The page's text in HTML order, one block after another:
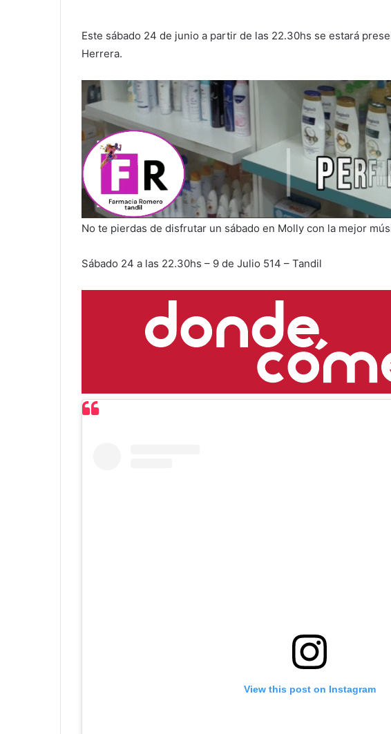
Este sábado 24 de junio a partir de las 22.30hs se estará
Herrera.
No te pierdas de disfrutar un sábado en Molly con la mejor
Sábado 24 a las 22.30hs – 9 de Julio 514 – Tandil
View this post on Instagram